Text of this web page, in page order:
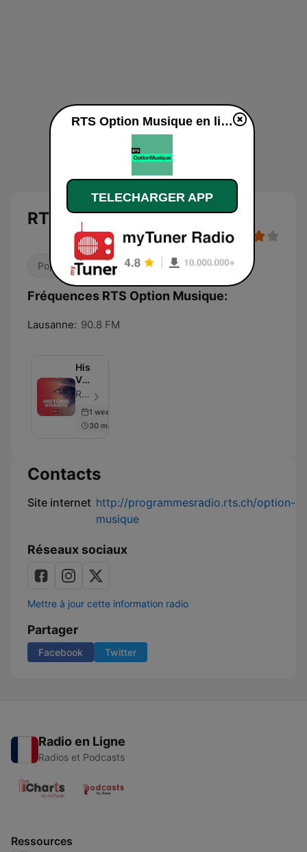
RTS Option Musique
Pop / Top 40
Fréquences RTS Option Musique:
Lausanne: 90.8 FM
Histoire
Vivante
‐
Première
RTS - Radio Télévision Suisse - Épisode 20
1 week ago
30 min
Contacts
Site internet http://programmesradio.rts.ch/option-
musique
Réseaux sociaux
Mettre à jour cette information radio
Partager
Facebook Twitter
Radio en Ligne
Radios et Podcasts
Ressources
RTS Option Musique en ligne
TELECHARGER APP